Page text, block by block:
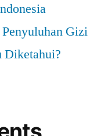
Gizi
Diketahui?